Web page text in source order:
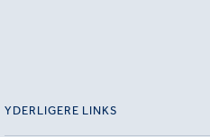
YDERLIGERE LINKS